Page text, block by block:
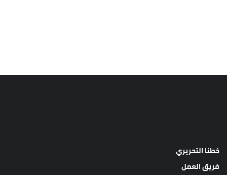
خطنا التحريري
فريق العمل